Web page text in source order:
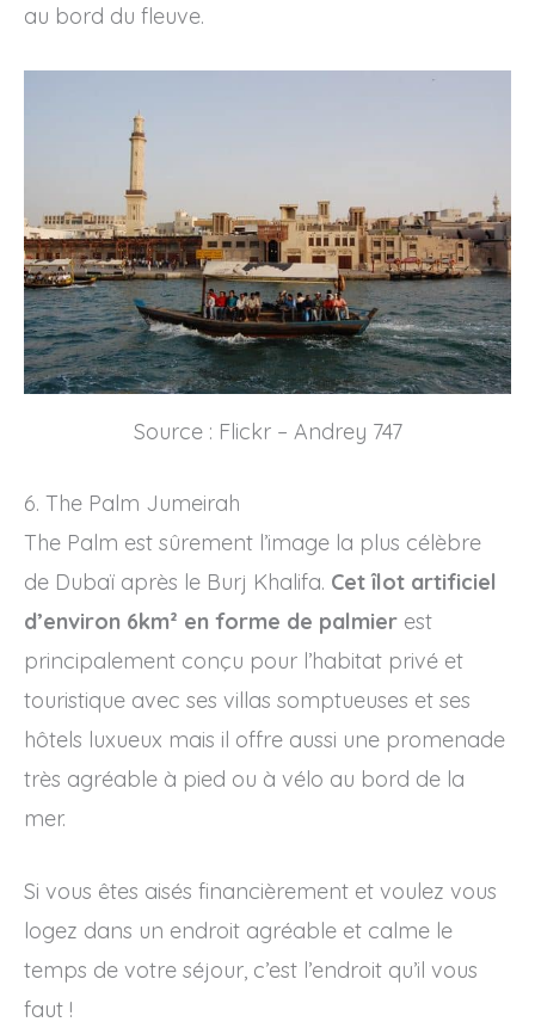
au bord du fleuve.
Source : Flickr – Andrey 747
6. The Palm Jumeirah
The Palm est sûrement l’image la plus célèbre
de Dubaï après le Burj Khalifa. Cet îlot artificiel
d’environ 6km² en forme de palmier est
principalement conçu pour l’habitat privé et
touristique avec ses villas somptueuses et ses
hôtels luxueux mais il offre aussi une promenade
très agréable à pied ou à vélo au bord de la
mer.
Si vous êtes aisés financièrement et voulez vous
logez dans un endroit agréable et calme le
temps de votre séjour, c’est l’endroit qu’il vous
faut !